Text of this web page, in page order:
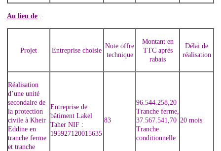
Au lieu de :
Projet Entreprise choisie
Note offre
technique
Montant en
TTC après
rabais
Délai de
réalisation
Réalisation
d’une unité
secondaire de
la protection
civile à Kheir
Eddine en
tranche ferme
et tranche
Entreprise de
bâtiment Lakel
Taher NIF :
195927120015635
83
96.544.258,20
Tranche ferme,
37.567.541,70
Tranche
conditionnelle
20 mois